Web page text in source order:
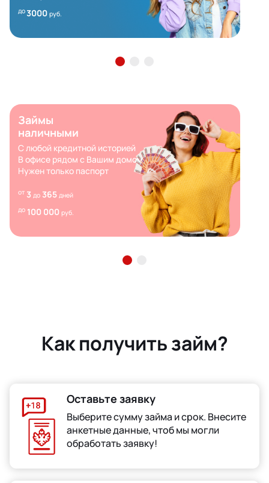
до3000 руб.
Займы
наличными
С любой кредитной историей
В офисе рядом с Вашим домом
Нужен только паспорт
от 3 до 365 дней
до 100 000 руб.
Как получить займ?
Оставьте заявку
Выберите сумму займа и срок. Внесите
анкетные данные, чтоб мы могли
обработать заявку!